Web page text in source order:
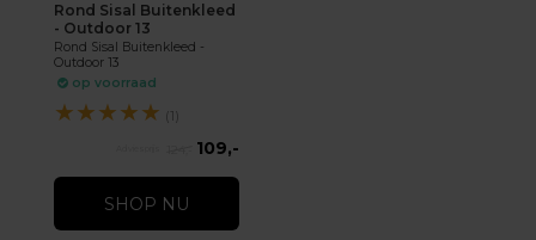
Rond Sisal Buitenkleed
- Outdoor 13
Rond Sisal Buitenkleed -
Outdoor 13
op voorraad
★★★★★ (1)
109,-
SHOP NU